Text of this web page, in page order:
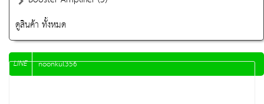
ดูสินค้า ทั้งหมด
LINE noonkul356